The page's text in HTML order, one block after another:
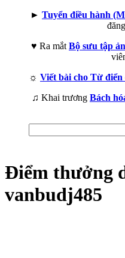
► Tuyển điều hành
♥ Ra mắt Bộ sưu tập
☼ Viết bài cho Từ điển
♫ Khai trương Bách
Điểm thưởng
vanbudj485